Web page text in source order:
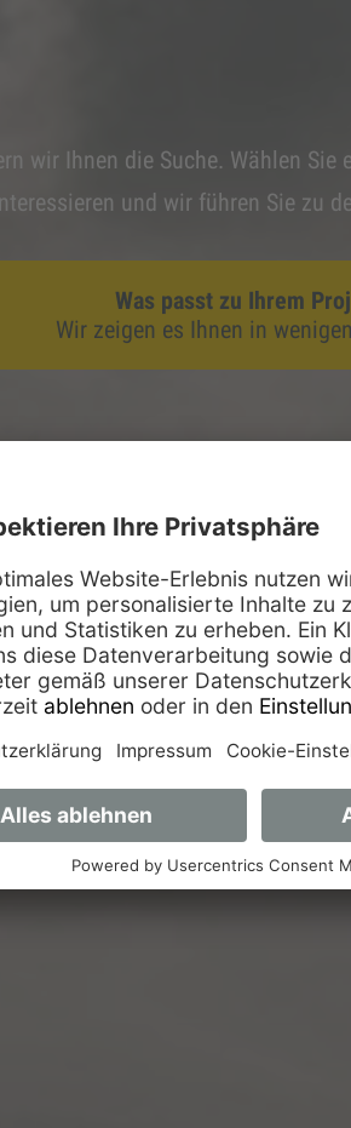
wir Ihnen die Suche. Wählen
und wir führen Sie zu
Was passt zu Ihrem
Wir zeigen es Ihnen in